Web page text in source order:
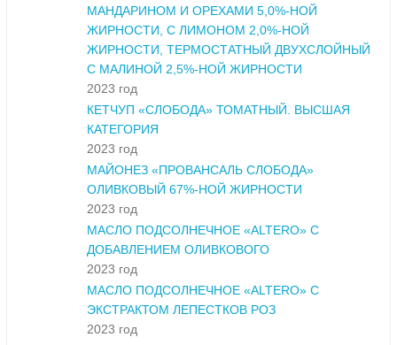
МАНДАРИНОМ И ОРЕХАМИ 5,0%-НОЙ
ЖИРНОСТИ, С ЛИМОНОМ 2,0%-НОЙ
ЖИРНОСТИ, ТЕРМОСТАТНЫЙ ДВУХСЛОЙНЫЙ
С МАЛИНОЙ 2,5%-НОЙ ЖИРНОСТИ
2023 год
КЕТЧУП «СЛОБОДА» ТОМАТНЫЙ. ВЫСШАЯ
КАТЕГОРИЯ
2023 год
МАЙОНЕЗ «ПРОВАНСАЛЬ СЛОБОДА»
ОЛИВКОВЫЙ 67%-НОЙ ЖИРНОСТИ
2023 год
МАСЛО ПОДСОЛНЕЧНОЕ «ALTERO» С
ДОБАВЛЕНИЕМ ОЛИВКОВОГО
2023 год
МАСЛО ПОДСОЛНЕЧНОЕ «ALTERO» С
ЭКСТРАКТОМ ЛЕПЕСТКОВ РОЗ
2023 год